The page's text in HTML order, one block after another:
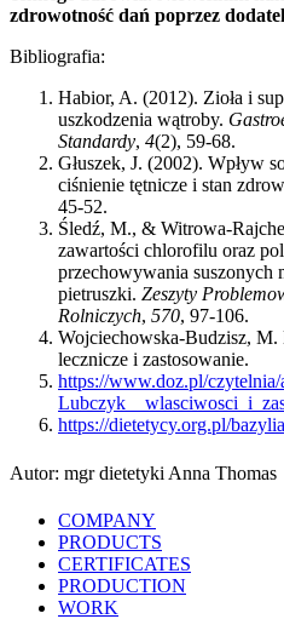
zdrowotność dań poprzez
Bibliografia:
Habior, A. (2012). Zioła i
uszkodzenia wątroby.
Standardy, 4(2), 59-68.
Głuszek, J. (2002). Wpływ
ciśnienie tętnicze i stan
45-52.
Śledź, M., & Witrowa-
zawartości chlorofilu oraz
przechowywania
pietruszki. Zeszyty
Rolniczych, 570, 97-106.
Wojciechowska-Budzisz, M.
lecznicze i zastosowanie.
https://www.doz.pl/czytelnia/
https://dietetycy.org.pl/
Autor: mgr dietetyki Anna Thomas
COMPANY
PRODUCTS
CERTIFICATES
PRODUCTION
WORK